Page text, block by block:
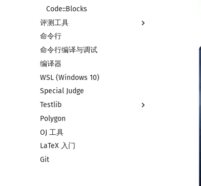
Code::Blocks
评测工具
评测工具简介
Arbiter
Cena
CCR Plus
Lemon
命令行
命令行编译与调试
编译器
WSL (Windows 10)
Special Judge
Testlib
Testlib 简介
通用
Generator
Validator
Polygon
OJ 工具
LaTeX 入门
Git